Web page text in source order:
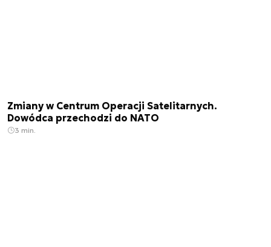
Zmiany w Centrum Operacji Satelitarnych.
Dowódca przechodzi do NATO
3 min.